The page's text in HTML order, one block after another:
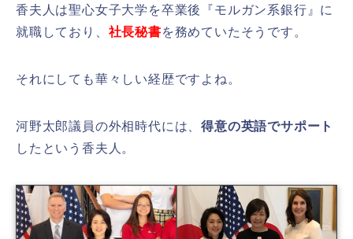
香夫人は聖心女子大学を卒業後『モルガン系銀行』に
就職しており、 社長秘書を務めていたそうです。
それにしても華々しい経歴ですよね。
河野太郎議員の外相時代には、得意の英語でサポート
したという香夫人。